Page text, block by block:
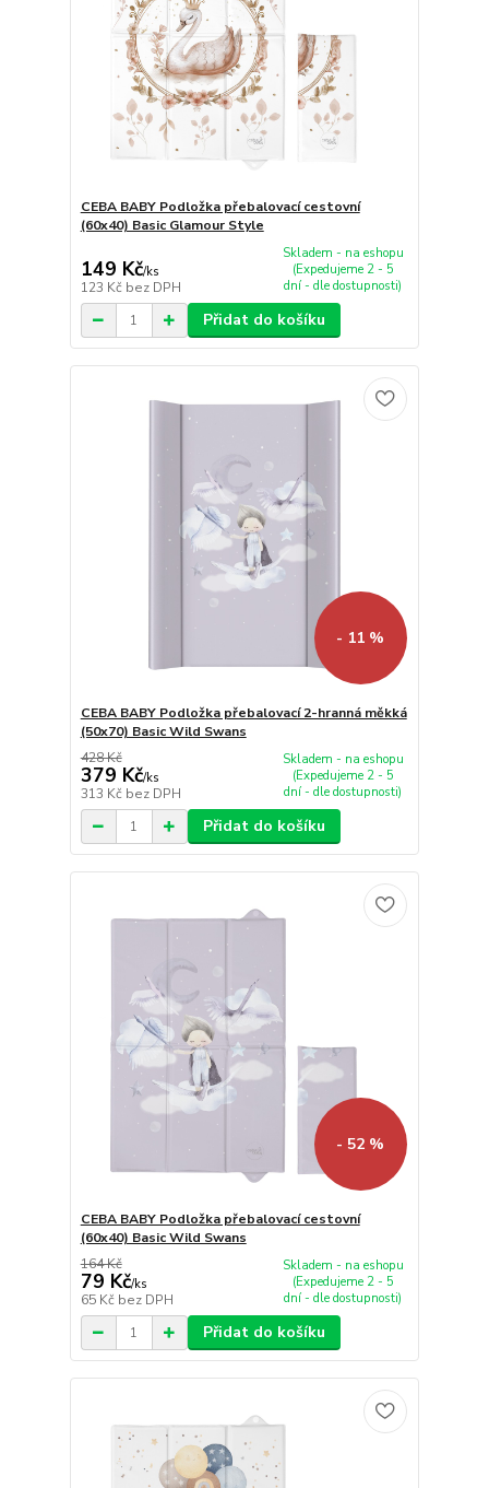
CEBA BABY Podložka přebalovací cestovní
(60x40) Basic Glamour Style
149 Kč/ks
123 Kč bez DPH
Skladem - na eshopu
(Expedujeme 2 - 5
dní - dle dostupnosti)
Přidat do košíku
- 11 %
CEBA BABY Podložka přebalovací 2-hranná měkká
(50x70) Basic Wild Swans
428 Kč
379 Kč/ks
313 Kč bez DPH
Skladem - na eshopu
(Expedujeme 2 - 5
dní - dle dostupnosti)
Přidat do košíku
- 52 %
CEBA BABY Podložka přebalovací cestovní
(60x40) Basic Wild Swans
164 Kč
79 Kč/ks
65 Kč bez DPH
Skladem - na eshopu
(Expedujeme 2 - 5
dní - dle dostupnosti)
Přidat do košíku